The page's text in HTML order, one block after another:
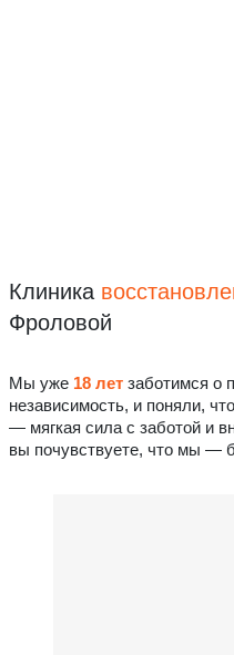
Клиника
Фроловой
Мы уже 18 лет заботимся о
независимость, и поняли,
— мягкая сила с заботой и
вы почувствуете, что мы —